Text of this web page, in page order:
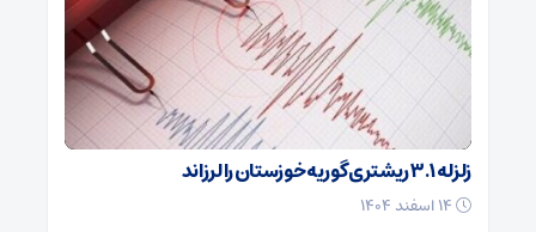
زلزله ۳.۱ ریشتری گوریه خوزستان را لرزاند